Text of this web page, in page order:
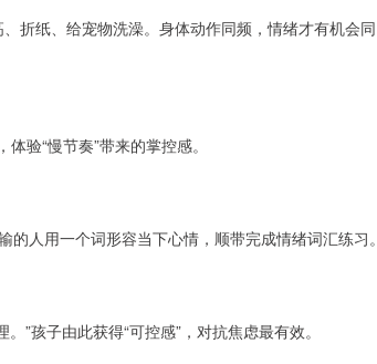
折纸、给宠物洗澡。身体动作同频，情绪才有机会同
验“慢节奏”带来的掌控感。
人用一个词形容当下心情，顺带完成情绪词汇练习。
”孩子由此获得“可控感”，对抗焦虑最有效。